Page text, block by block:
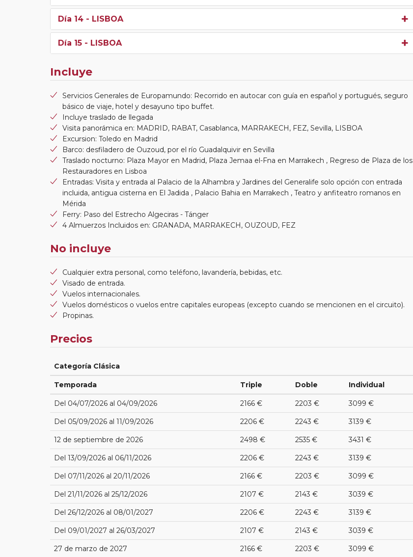
Día 14 - LISBOA
Día 15 - LISBOA
Incluye
Servicios Generales de Europamundo: Recorrido en autocar con guía en español y portugués, seguro
básico de viaje, hotel y desayuno tipo buffet.
Incluye traslado de llegada
Visita panorámica en: MADRID, RABAT, Casablanca, MARRAKECH, FEZ, Sevilla, LISBOA
Excursion: Toledo en Madrid
Barco: desfiladero de Ouzoud, por el río Guadalquivir en Sevilla
Traslado nocturno: Plaza Mayor en Madrid, Plaza Jemaa el-Fna en Marrakech , Regreso de Plaza de los
Restauradores en Lisboa
Entradas: Visita y entrada al Palacio de la Alhambra y Jardines del Generalife solo opción con entrada
incluida, antigua cisterna en El Jadida , Palacio Bahia en Marrakech , Teatro y anfiteatro romanos en
Mérida
Ferry: Paso del Estrecho Algeciras - Tánger
4 Almuerzos Incluidos en: GRANADA, MARRAKECH, OUZOUD, FEZ
No incluye
Cualquier extra personal, como teléfono, lavandería, bebidas, etc.
Visado de entrada.
Vuelos internacionales.
Vuelos domésticos o vuelos entre capitales europeas (excepto cuando se mencionen en el circuito).
Propinas.
Precios
Categoría Clásica
Temporada Triple Doble Individual
Del 04/07/2026 al 04/09/2026 2166 € 2203 € 3099 €
Del 05/09/2026 al 11/09/2026 2206 € 2243 € 3139 €
12 de septiembre de 2026 2498 € 2535 € 3431 €
Del 13/09/2026 al 06/11/2026 2206 € 2243 € 3139 €
Del 07/11/2026 al 20/11/2026 2166 € 2203 € 3099 €
Del 21/11/2026 al 25/12/2026 2107 € 2143 € 3039 €
Del 26/12/2026 al 08/01/2027 2206 € 2243 € 3139 €
Del 09/01/2027 al 26/03/2027 2107 € 2143 € 3039 €
27 de marzo de 2027 2166 € 2203 € 3099 €